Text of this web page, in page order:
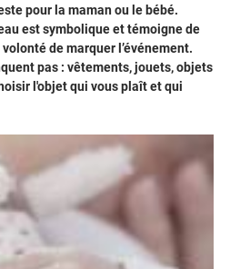
pour la maman ou le bébé.
est symbolique et témoigne de
de marquer l’événement.
pas : vêtements, jouets, objets
l'objet qui vous plaît et qui